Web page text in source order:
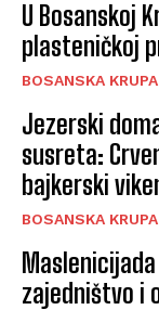
U Bosanskoj
plasteničkoj
BOSANSKA KRUPA
Jezerski
susreta:
bajkerski
BOSANSKA KRUPA
zajedništvo i